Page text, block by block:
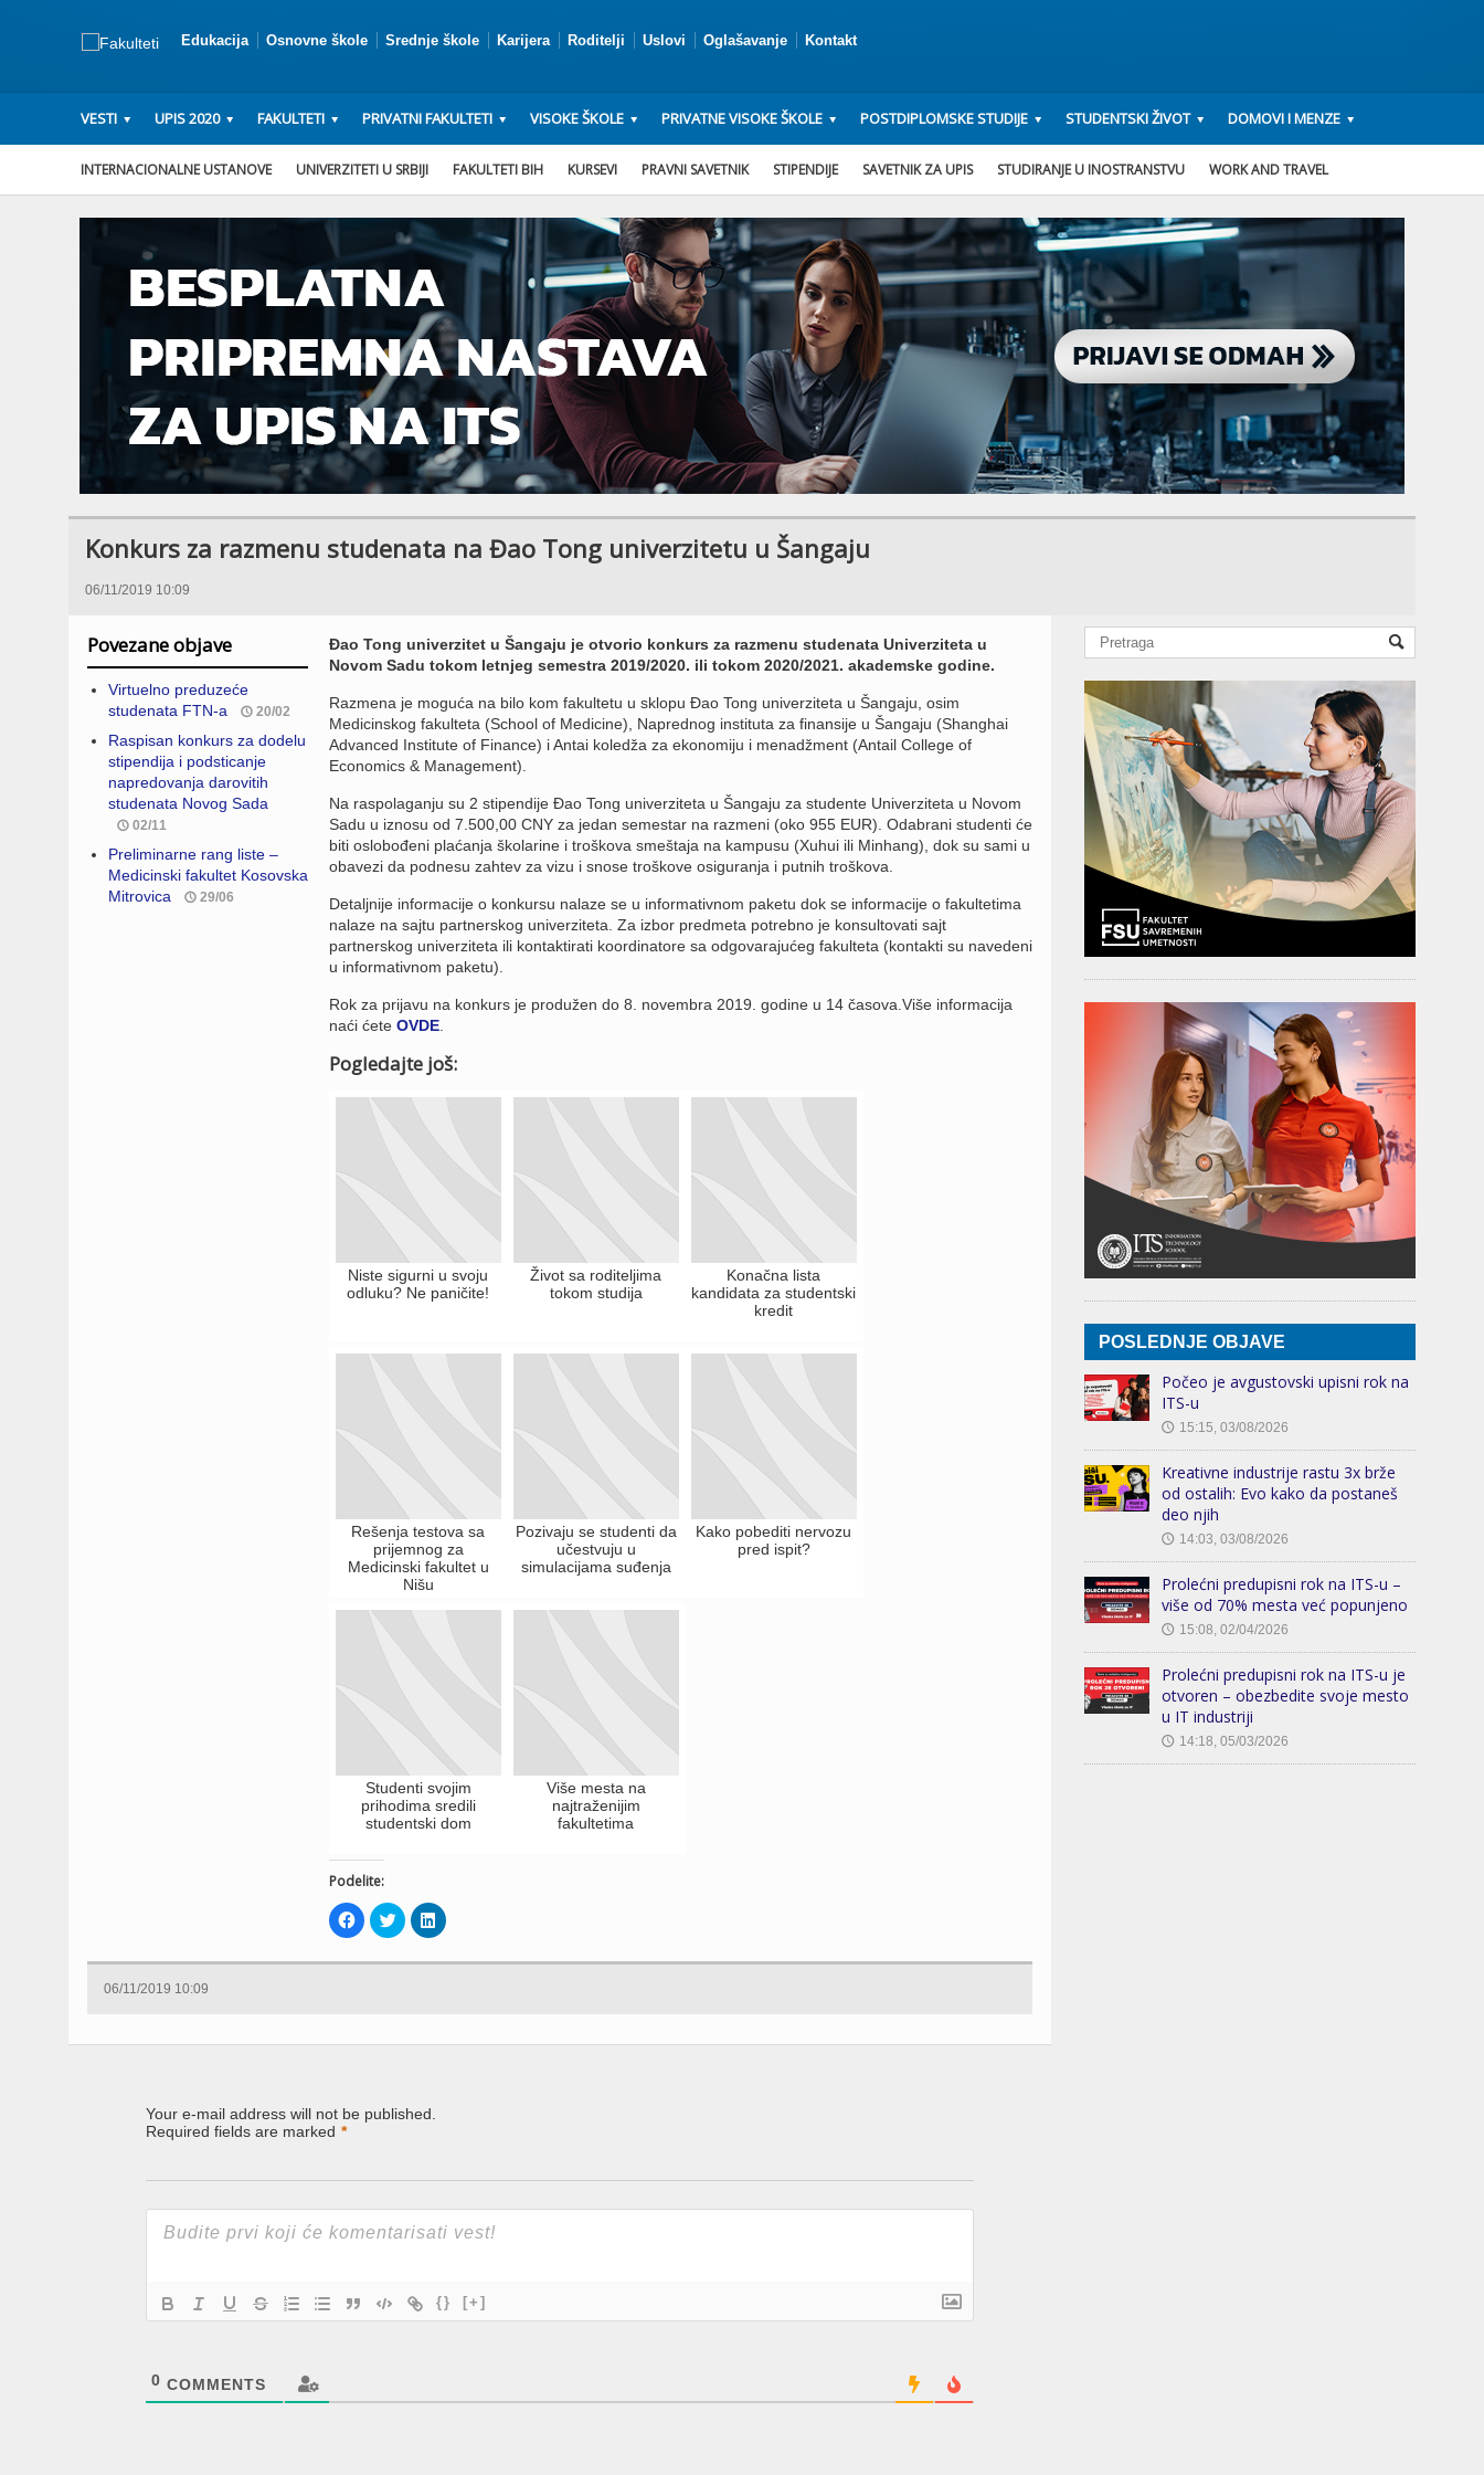
Edukacija Osnovne škole Srednje škole Karijera Roditelji Uslovi Oglašavanje Kontakt
VESTI UPIS 2020 FAKULTETI PRIVATNI FAKULTETI VISOKE ŠKOLE PRIVATNE VISOKE ŠKOLE POSTDIPLOMSKE STUDIJE STUDENTSKI ŽIVOT DOMOVI I MENZE
INTERNACIONALNE USTANOVE UNIVERZITETI U SRBIJI FAKULTETI BIH KURSEVI PRAVNI SAVETNIK STIPENDIJE SAVETNIK ZA UPIS STUDIRANJE U INOSTRANSTVU WORK AND TRAVEL
Konkurs za razmenu studenata na Đao Tong univerzitetu u Šangaju
06/11/2019 10:09
Povezane objave
Virtuelno preduzeće
studenata FTN-a
20/02
Raspisan konkurs za dodelu
stipendija i podsticanje
napredovanja darovitih
studenata Novog Sada
02/11
Preliminarne rang liste –
Medicinski fakultet Kosovska
Mitrovica
29/06
Đao Tong univerzitet u Šangaju je otvorio konkurs za razmenu studenata Univerziteta u
Novom Sadu tokom letnjeg semestra 2019/2020. ili tokom 2020/2021. akademske godine.
Razmena je moguća na bilo kom fakultetu u sklopu Đao Tong univerziteta u Šangaju, osim
Medicinskog fakulteta (School of Medicine), Naprednog instituta za finansije u Šangaju (Shanghai
Advanced Institute of Finance) i Antai koledža za ekonomiju i menadžment (Antail College of
Economics & Management).
Na raspolaganju su 2 stipendije Đao Tong univerziteta u Šangaju za studente Univerziteta u Novom
Sadu u iznosu od 7.500,00 CNY za jedan semestar na razmeni (oko 955 EUR). Odabrani studenti će
biti oslobođeni plaćanja školarine i troškova smeštaja na kampusu (Xuhui ili Minhang), dok su sami u
obavezi da podnesu zahtev za vizu i snose troškove osiguranja i putnih troškova.
Detaljnije informacije o konkursu nalaze se u informativnom paketu dok se informacije o fakultetima
nalaze na sajtu partnerskog univerziteta. Za izbor predmeta potrebno je konsultovati sajt
partnerskog univerziteta ili kontaktirati koordinatore sa odgovarajućeg fakulteta (kontakti su navedeni
u informativnom paketu).
Rok za prijavu na konkurs je produžen do 8. novembra 2019. godine u 14 časova.Više informacija
naći ćete OVDE.
Pogledajte još:
Niste sigurni u svoju
odluku? Ne paničite!
Život sa roditeljima
tokom studija
Konačna lista
kandidata za studentski
kredit
Rešenja testova sa
prijemnog za
Medicinski fakultet u
Nišu
Pozivaju se studenti da
učestvuju u
simulacijama suđenja
Kako pobediti nervozu
pred ispit?
Studenti svojim
prihodima sredili
studentski dom
Više mesta na
najtraženijim
fakultetima
Podelite:
Click
to
share
Facebook
Click
to
share
Twitter
Click
to
LinkedIn
06/11/2019 10:09
Your e-mail address will not be published.
Required fields are marked *
{} [+]
0 COMMENTS
POSLEDNJE OBJAVE
Počeo je avgustovski upisni rok na
ITS-u
🕔 15:15, 03/08/2026
Kreativne industrije rastu 3x brže
od ostalih: Evo kako da postaneš
deo njih
🕔 14:03, 03/08/2026
Prolećni predupisni rok na ITS-u –
više od 70% mesta već popunjeno
🕔 15:08, 02/04/2026
Prolećni predupisni rok na ITS-u je
otvoren – obezbedite svoje mesto
u IT industriji
🕔 14:18, 05/03/2026